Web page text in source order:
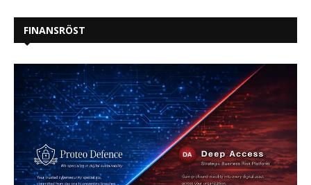
FINANSRÖST